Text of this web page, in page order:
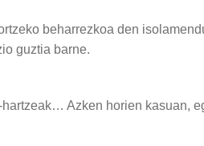
beharrezkoa den
guztia barne.
Azken horien kasuan,